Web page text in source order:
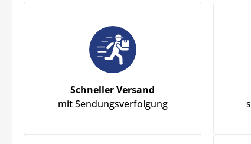
Schneller Versand
mit Sendungsverfolgung